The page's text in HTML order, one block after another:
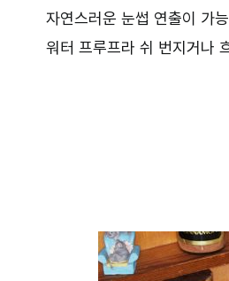
자연스러운 눈썹 연출이 가
워터 프루프라 쉬 번지거나